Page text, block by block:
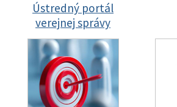
Ústredný portál
verejnej správy